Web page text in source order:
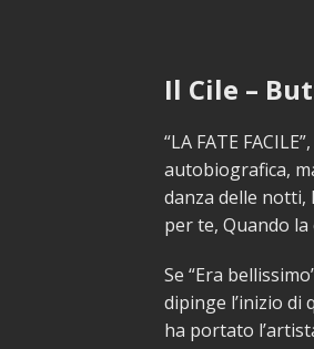
Il Cile –
“LA FATE
autobiografica,
danza delle notti,
per te, Quando
Se “Era
dipinge l’inizio di
ha portato